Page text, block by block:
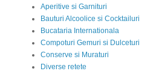
Aperitive si Garnituri
Bauturi Alcoolice si Cocktailuri
Bucataria Internationala
Compoturi Gemuri si Dulceturi
Conserve si Muraturi
Diverse retete